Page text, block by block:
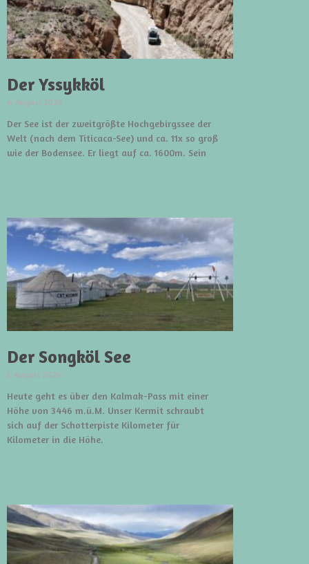
Der Yssykköl
4. August 2026
Der See ist der zweitgrößte Hochgebirgssee der
Welt (nach dem Titicaca-See) und ca. 11x so groß
wie der Bodensee. Er liegt auf ca. 1600m. Sein
Der Songköl See
1. August 2026
Heute geht es über den Kalmak-Pass mit einer
Höhe von 3446 m.ü.M. Unser Kermit schraubt
sich auf der Schotterpiste Kilometer für
Kilometer in die Höhe.